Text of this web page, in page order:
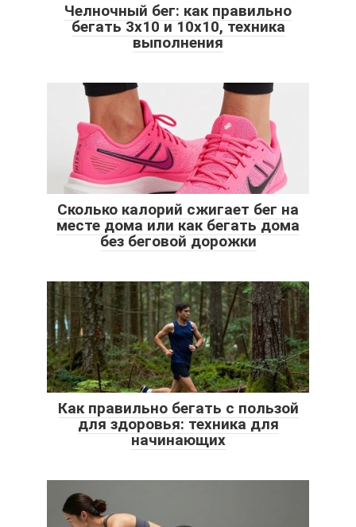
Челночный бег: как правильно
бегать 3х10 и 10х10, техника
выполнения
Сколько калорий сжигает бег на
месте дома или как бегать дома
без беговой дорожки
Как правильно бегать с пользой
для здоровья: техника для
начинающих